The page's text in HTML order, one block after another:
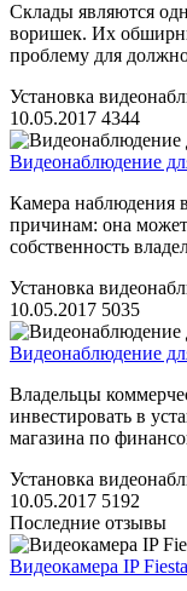
Склады являются
воришек. Их
проблему для
Установка
10.05.2017 4344
Видеонаблюдение
Камера наблюдения
причинам: она
собственность
Установка
10.05.2017 5035
Видеонаблюдение
Владельцы
инвестировать в
магазина по
Установка
10.05.2017 5192
Последние отзывы
Видеокамера IP